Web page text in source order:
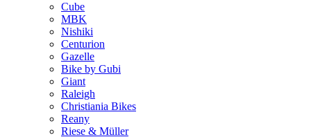
Cube
MBK
Nishiki
Centurion
Gazelle
Bike by Gubi
Giant
Raleigh
Christiania Bikes
Reany
Riese & Müller